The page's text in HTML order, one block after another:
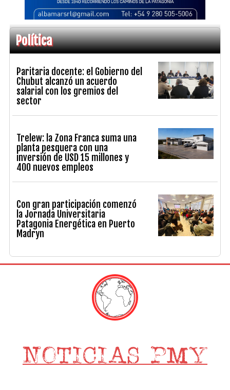
Política
Paritaria docente: el Gobierno del
Chubut alcanzó un acuerdo
salarial con los gremios del
sector
Trelew: la Zona Franca suma una
planta pesquera con una
inversión de USD 15 millones y
400 nuevos empleos
Con gran participación comenzó
la Jornada Universitaria
Patagonia Energética en Puerto
Madryn